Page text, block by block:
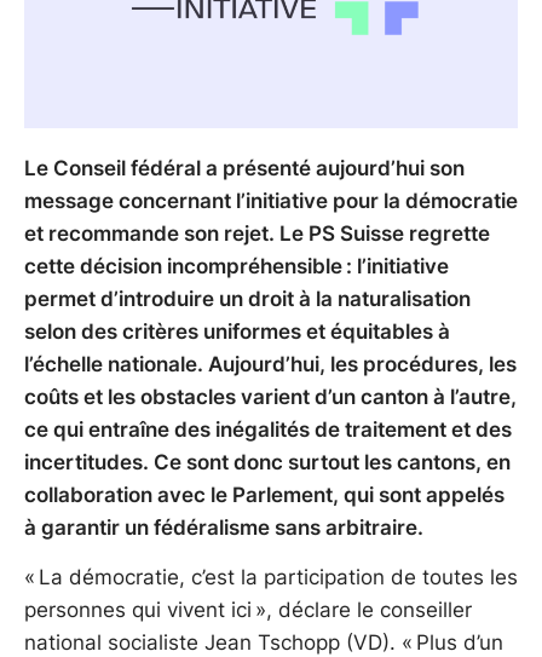
Le Conseil fédéral a présenté aujourd’hui son
message concernant l’initiative pour la démocratie
et recommande son rejet. Le PS Suisse regrette
cette décision incompréhensible : l’initiative
permet d’introduire un droit à la naturalisation
selon des critères uniformes et équitables à
l’échelle nationale. Aujourd’hui, les procédures, les
coûts et les obstacles varient d’un canton à l’autre,
ce qui entraîne des inégalités de traitement et des
incertitudes. Ce sont donc surtout les cantons, en
collaboration avec le Parlement, qui sont appelés
à garantir un fédéralisme sans arbitraire.
« La démocratie, c’est la participation de toutes les
personnes qui vivent ici », déclare le conseiller
national socialiste Jean Tschopp (VD). « Plus d’un